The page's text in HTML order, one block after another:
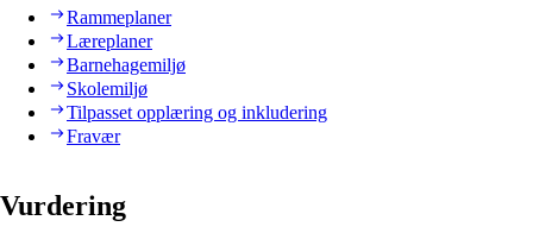
Rammeplaner
Læreplaner
Barnehagemiljø
Skolemiljø
Tilpasset opplæring og inkludering
Fravær
Vurdering